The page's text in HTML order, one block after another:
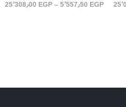
5٬557٫50 EGP
– 25٬308٫00 EGP